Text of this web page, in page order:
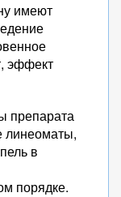
имеют
эффект
препарата
линеоматы,
в
порядке.